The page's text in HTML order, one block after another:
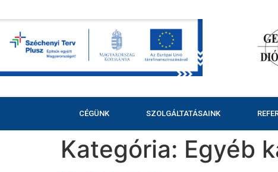
CÉGÜNK SZOLGÁLTATÁSAINK
Kategória: Egyéb